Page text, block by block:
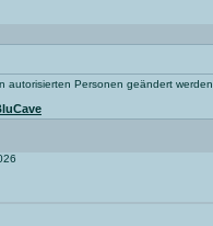
autorisierten Personen geändert werden.